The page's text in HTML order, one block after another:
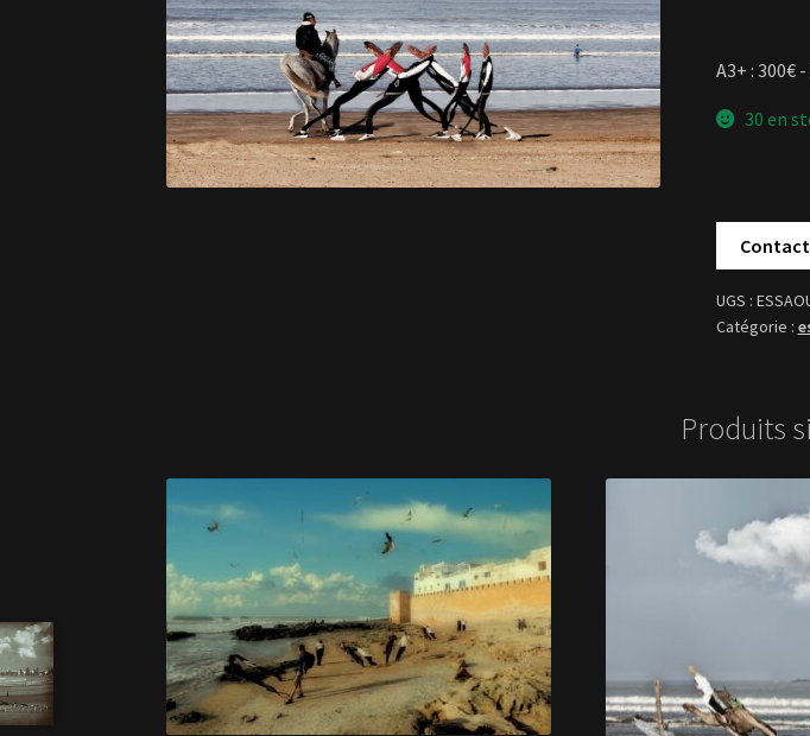
A3+ : 300€
30 en
Produits